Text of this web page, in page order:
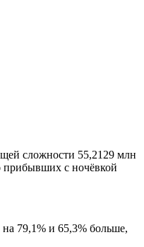
сложности 55,2129 млн
прибывших с ночёвкой
79,1% и 65,3% больше,